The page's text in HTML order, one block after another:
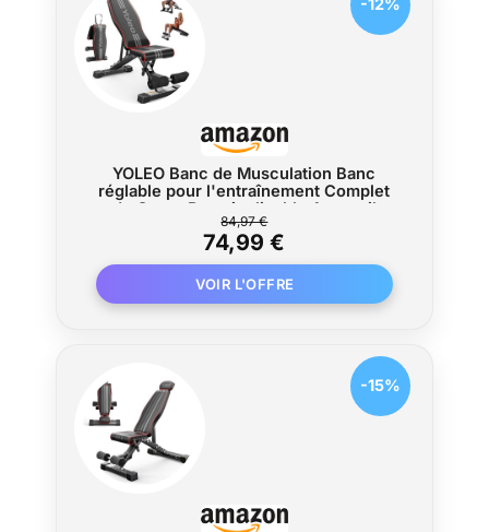
YOLEO Banc de Musculation Banc
réglable pour l'entraînement Complet
du Corps Banc inclinable Appareil
Musculation pour Exercice
Gymnastique à Domicile/Bureau
84,97 €
74,99 €
-12%
-15%